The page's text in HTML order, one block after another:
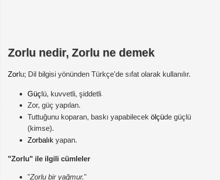
Zorlu nedir, Zorlu ne demek
Zorlu; Dil bilgisi yönünden Türkçe'de sıfat olarak kullanılır.
Güçlü, kuvvetli, şiddetli
Zor, güç yapılan.
Tuttuğunu koparan, baskı yapabilecek ölçüde güçlü
(kimse).
Zorbalık yapan.
"Zorlu" ile ilgili cümleler
"Zorlu bir yağmur."